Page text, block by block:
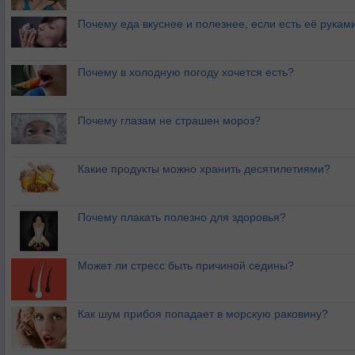
Почему еда вкуснее и полезнее, если есть её
Почему в холодную погоду хочется есть?
Почему глазам не страшен мороз?
Какие продукты можно хранить десятилетиями?
Почему плакать полезно для здоровья?
Может ли стресс быть причиной седины?
Как шум прибоя попадает в морскую раковину?